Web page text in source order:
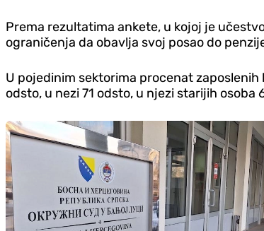
Prema rezultatima ankete, u kojoj je
ograničenja da obavlja svoj posao do
U pojedinim sektorima procenat
odsto, u nezi 71 odsto, u njezi starijih